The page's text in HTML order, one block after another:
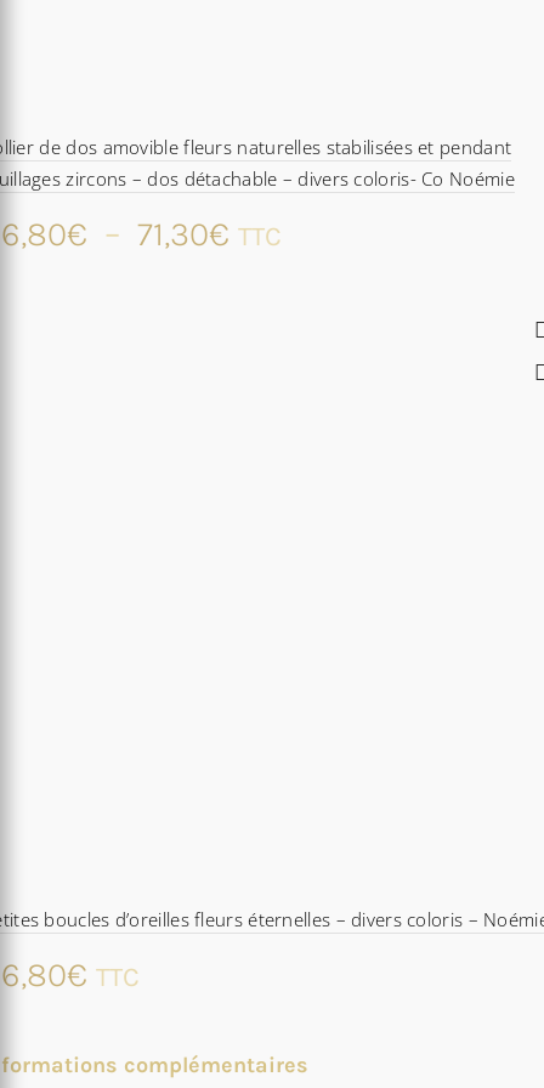
de dos amovible fleurs naturelles stabilisées et pendant
zircons – dos détachable – divers coloris- Co Noémie
€ – 71,30€ Plage
TTC
boucles d’oreilles fleurs éternelles – divers coloris –
€ TTC
complémentaires